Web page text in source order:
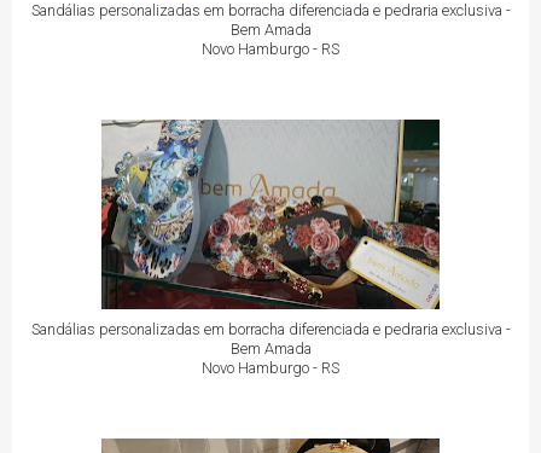
Sandálias personalizadas em borracha diferenciada e pedraria exclusiva -
Bem Amada
Novo Hamburgo - RS
Sandálias personalizadas em borracha diferenciada e pedraria exclusiva -
Bem Amada
Novo Hamburgo - RS